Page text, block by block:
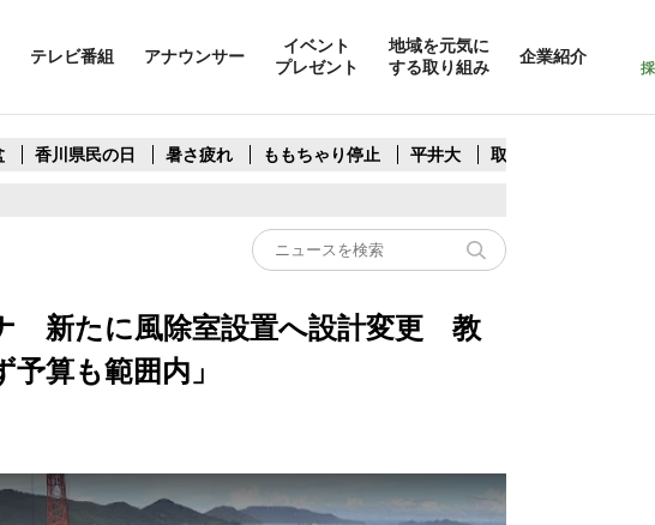
テレビ番組 アナウンサー
イベント
プレゼント
地域を元気に
する取り組み
企業紹介
香川県民の日 暑さ疲れ ももちゃり停止 平井大 取水制限
新たに風除室設置へ設計変更 教
算も範囲内」